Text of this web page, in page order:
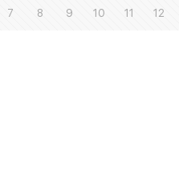
7 8 9 10 11 12